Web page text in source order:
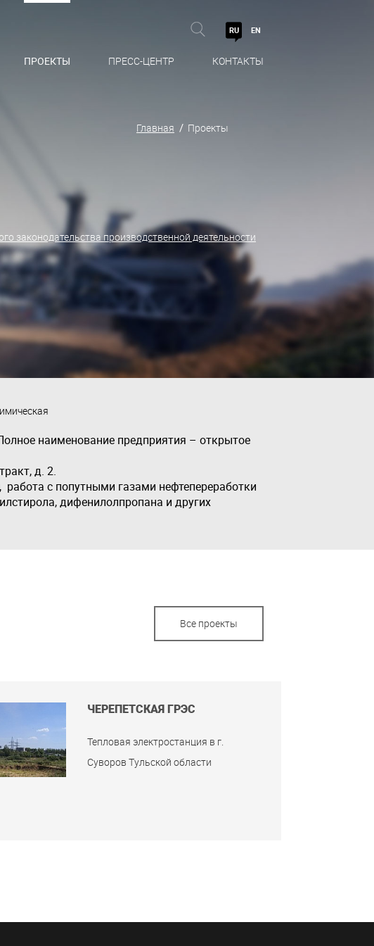
RU EN
ПРОЕКТЫ ПРЕСС-ЦЕНТР КОНТАКТЫ
законодательства производственной деятельности
Главная Проекты
наименование предприятия – открытое
д. 2.
с попутными газами нефтепереработки
дифенилолпропана и других
Все проекты
ЧЕРЕПЕТСКАЯ ГРЭС
Тепловая электростанция в г.
Суворов Тульской области